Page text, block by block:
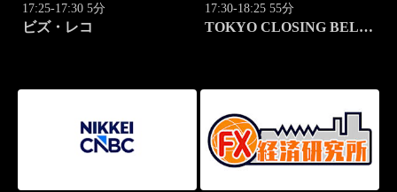
17:25-17:30 5分
ビズ・レコ
17:30-18:25 55分
TOKYO CLOSING BELL